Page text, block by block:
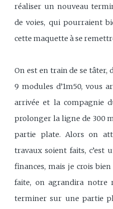
réaliser un nouveau
de voies, qui pourraient
cette maquette à se
On est en train de se tâter,
9 modules d’1m50, vous
arrivée et la compagnie
prolonger la ligne de 300
partie plate. Alors on
travaux soient faits, c’est
finances, mais je crois
faite, on agrandira notre
terminer sur une partie